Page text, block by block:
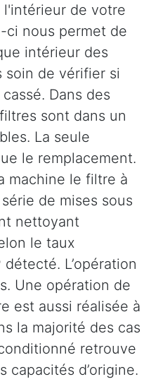
de votre
nous permet de
intérieur des
soin de vérifier si
Dans des
sont dans un
La seule
le remplacement.
machine le filtre à
de mises sous
nettoyant
le taux
détecté. L’opération
Une opération de
est aussi réalisée à
la majorité des cas
retrouve
capacités d’origine.